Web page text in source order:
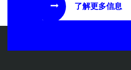
了解更多信息